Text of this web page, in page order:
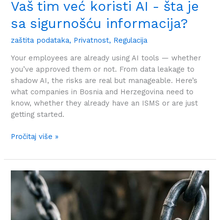
Vaš tim već koristi AI - šta je
sa sigurnošću informacija?
zaštita podataka, Privatnost, Regulacija
Your employees are already using AI tools — whether
you’ve approved them or not. From data leakage to
shadow AI, the risks are real but manageable. Here’s
what companies in Bosnia and Herzegovina need to
know, whether they already have an ISMS or are just
getting started.
Pročitaj više »
Kako
NIS2
utiče
na